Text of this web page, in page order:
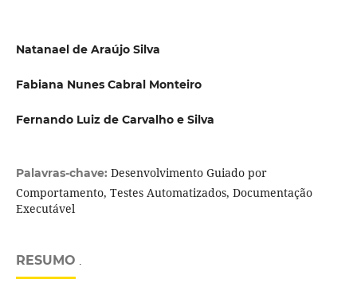
Natanael de Araújo Silva
Fabiana Nunes Cabral Monteiro
Fernando Luiz de Carvalho e Silva
Palavras-chave: Desenvolvimento Guiado por
Comportamento, Testes Automatizados, Documentação
Executável
RESUMO .